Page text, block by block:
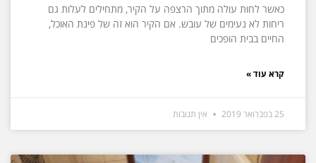
כאשר לחות עולה מתוך הרצפה על הקיר, מתחילים לעלות גם
ריחות לא נעימים של עובש. אם הקיר הוא זה של פינת האוכל,
החיים בבית הופכים
קרא עוד »
25 בפברואר 2019 אין תגובות